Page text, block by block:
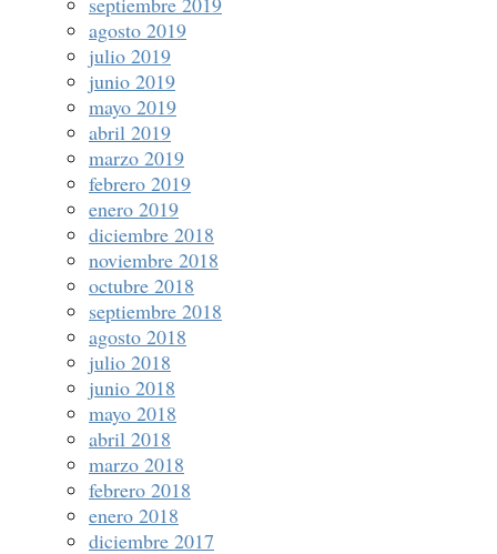
agosto 2019
julio 2019
junio 2019
mayo 2019
abril 2019
marzo 2019
febrero 2019
enero 2019
diciembre 2018
noviembre 2018
octubre 2018
septiembre 2018
agosto 2018
julio 2018
junio 2018
mayo 2018
abril 2018
marzo 2018
febrero 2018
enero 2018
diciembre 2017